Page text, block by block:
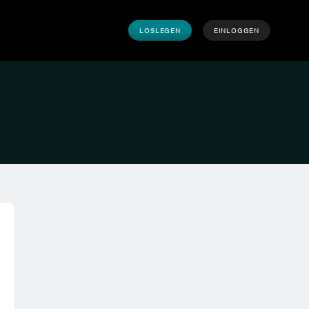
LOSLEGEN EINLOGGEN